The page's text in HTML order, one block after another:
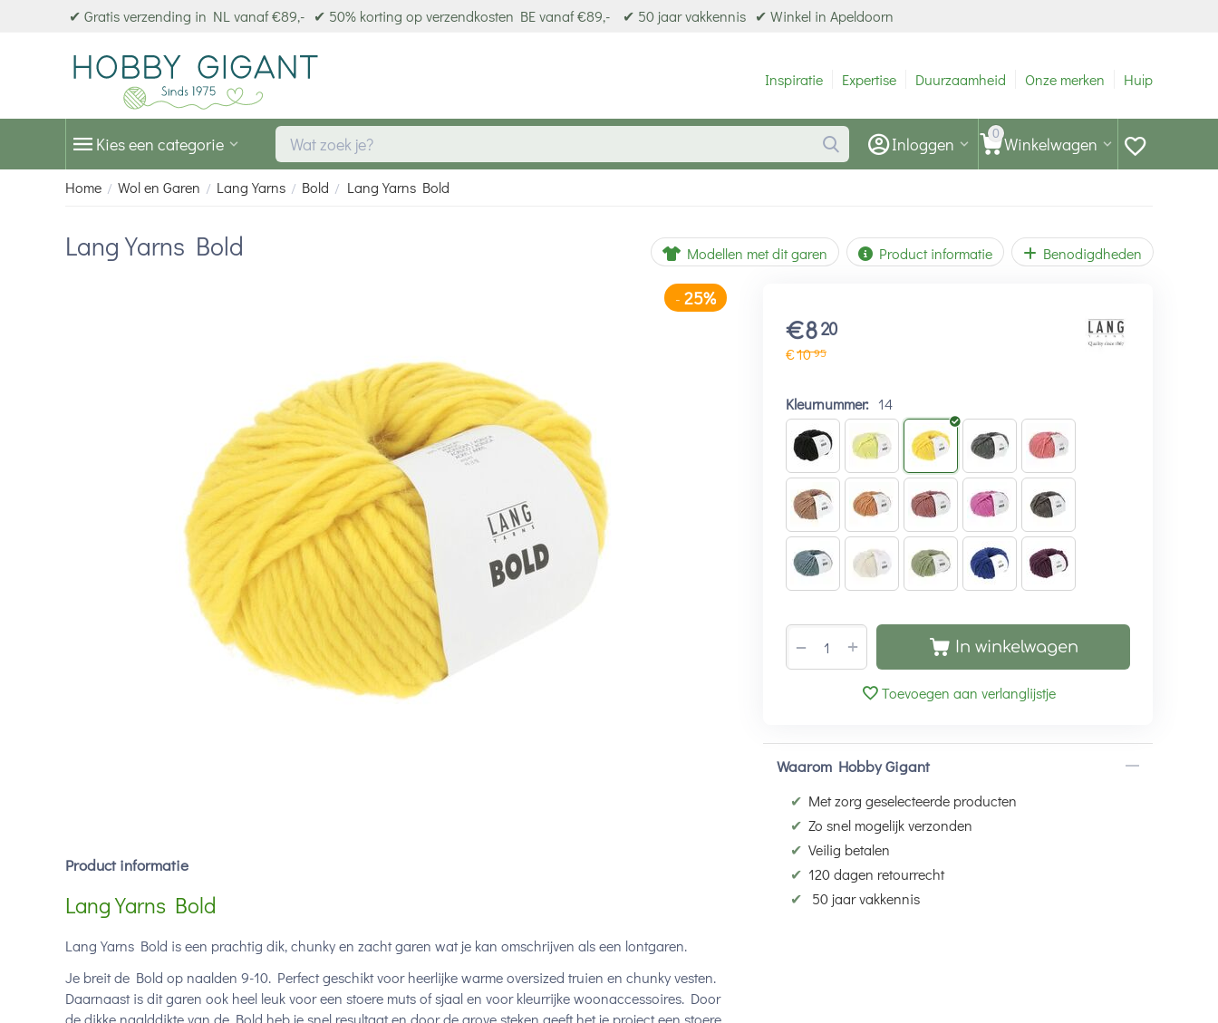
✔ Gratis verzending in NL vanaf €89,- ✔ 50% korting op verzendkosten BE vanaf €89,- ✔ 50 jaar vakkennis ✔ Winkel in Apeldoorn
Inspiratie Expertise Duurzaamheid Onze merken Hulp
Kies een categorie 0 Winkelwagen
Inloggen
Home / Wol en Garen / Lang Yarns / Bold / Lang Yarns Bold
Lang Yarns Bold Modellen met dit garen Product informatie Benodigdheden
€8 20
€1095
Kleurnummer: 14
+
− In winkelwagen
Toevoegen aan verlanglijstje
Waarom Hobby Gigant
✔ Met zorg geselecteerde producten
✔ Zo snel mogelijk verzonden
✔ Veilig betalen
✔ 120 dagen retourrecht
✔
50 jaar vakkennis
Product informatie
Lang Yarns Bold
Lang Yarns Bold is een prachtig dik, chunky en zacht garen wat je kan omschrijven als een lontgaren.
Je breit de Bold op naalden 9-10. Perfect geschikt voor heerlijke warme oversized truien en chunky vesten.
Daarnaast is dit garen ook heel leuk voor een stoere muts of sjaal en voor kleurrijke woonaccessoires. Door
de dikke naalddikte van de Bold heb je snel resultaat en door de grove steken geeft het je project een stoere